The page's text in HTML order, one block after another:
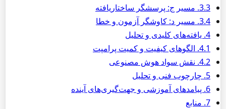
3.3. مسیر ج: پرسشگر ساختاریافته
3.4. مسیر د: کاوشگر آزمون و خطا
4. یافته‌های کلیدی و تحلیل
4.1. الگوهای کیفیت و کمیت پرامپت
4.2. نقش سواد هوش مصنوعی
5. چارچوب فنی و تحلیل
6. پیامدهای آموزشی و جهت‌گیری‌های آینده
7. منابع